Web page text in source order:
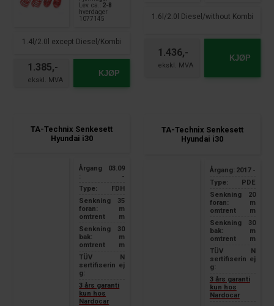
Lev. ca.: 2-8
hverdager
1077145
1.4l/2.0l except Diesel/Kombi
1.385,- KJØP
1.6l/2.0l Diesel/without Kombi
1.436,- KJØP
TA-Technix Senkesett
Hyundai i30
Årgang
:
03.09
-
Type:
FDH
Senkning
foran:
omtrent
35
m
m
Senkning
bak:
omtrent
30
m
m
TÜV
sertifiserin
g:
N
ej
3 års garanti
kun hos
Nardocar
TA-Technix Senkesett
Hyundai i30
Årgang: 2017 -
Type:
PDE
Senkning
foran:
omtrent
20
m
m
Senkning
bak:
omtrent
30
m
m
TÜV
sertifiserin
g:
N
ej
3 års garanti
kun hos
Nardocar